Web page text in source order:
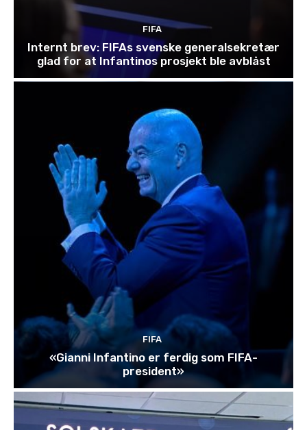
FIFA
Internt brev: FIFAs svenske generalsekretær
glad for at Infantinos prosjekt ble avblåst
FIFA
«Gianni Infantino er ferdig som FIFA-
president»